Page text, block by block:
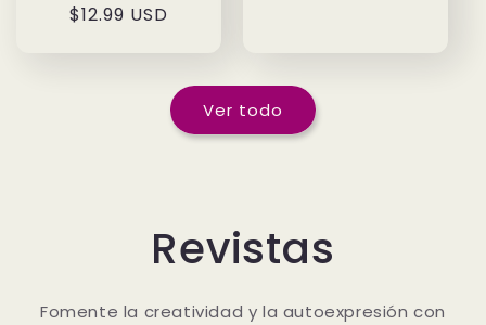
Precio
$12.99 USD
Ver todo
Revistas
Fomente la creatividad y la autoexpresión con